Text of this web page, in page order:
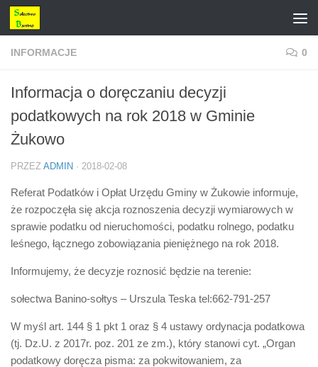
Przejdź do treści
INFORMACJE 0
Informacja o doręczaniu decyzji
podatkowych na rok 2018 w Gminie
Żukowo
PRZEZ ADMIN · 2018-02-08
Referat Podatków i Opłat Urzędu Gminy w Żukowie informuje,
że rozpoczęła się akcja roznoszenia decyzji wymiarowych w
sprawie podatku od nieruchomości, podatku rolnego, podatku
leśnego, łącznego zobowiązania pieniężnego na rok 2018.
Informujemy, że decyzje roznosić będzie na terenie:
sołectwa Banino-sołtys – Urszula Teska tel:662-791-257
W myśl art. 144 § 1 pkt 1 oraz § 4 ustawy ordynacja podatkowa
(tj. Dz.U. z 2017r. poz. 201 ze zm.), który stanowi cyt. „Organ
podatkowy doręcza pisma: za pokwitowaniem, za